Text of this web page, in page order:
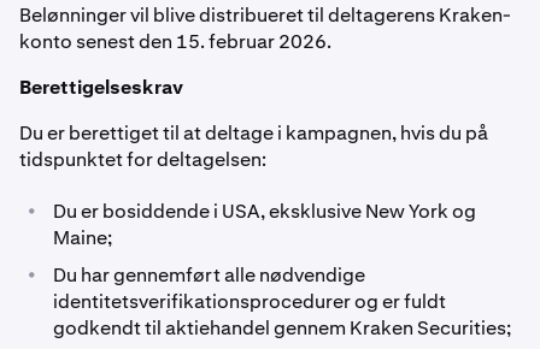
Belønninger vil blive distribueret til deltagerens Kraken-
konto senest den 15. februar 2026.
Berettigelseskrav
Du er berettiget til at deltage i kampagnen, hvis du på
tidspunktet for deltagelsen:
•
Du er bosiddende i USA, eksklusive New York og
Maine;
•
Du har gennemført alle nødvendige
identitetsverifikationsprocedurer og er fuldt
godkendt til aktiehandel gennem Kraken Securities;